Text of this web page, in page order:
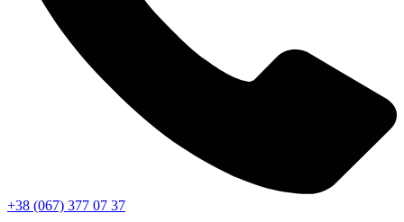
+38 (067) 377 07 37